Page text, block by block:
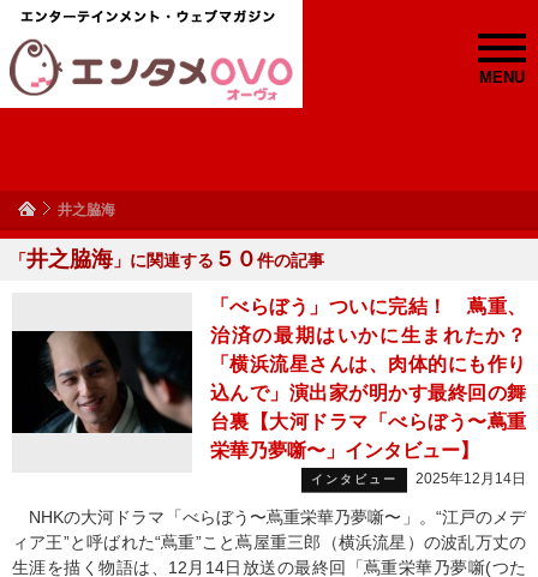
MENU
井之脇海
「井之脇海 」に関連する ５０件の記事
「べらぼう」ついに完結！ 蔦重、
治済の最期はいかに生まれたか？
「横浜流星さんは、肉体的にも作り
込んで」演出家が明かす最終回の舞
台裏【大河ドラマ「べらぼう〜蔦重
栄華乃夢噺〜」インタビュー】
インタビュー 2025年12月14日
NHKの大河ドラマ「べらぼう〜蔦重栄華乃夢噺〜」。“江戸のメデ
ィア王”と呼ばれた“蔦重”こと蔦屋重三郎（横浜流星）の波乱万丈の
生涯を描く物語は、12月14日放送の最終回「蔦重栄華乃夢噺(つた